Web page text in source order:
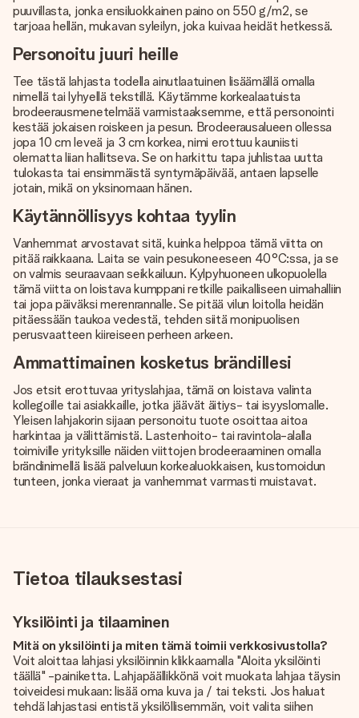
puuvillasta, jonka ensiluokkainen paino on 550 g/m2, se
tarjoaa hellän, mukavan syleilyn, joka kuivaa heidät hetkessä.
Personoitu juuri heille
Tee tästä lahjasta todella ainutlaatuinen lisäämällä omalla
nimellä tai lyhyellä tekstillä. Käytämme korkealaatuista
brodeerausmenetelmää varmistaaksemme, että personointi
kestää jokaisen roiskeen ja pesun. Brodeerausalueen ollessa
jopa 10 cm leveä ja 3 cm korkea, nimi erottuu kauniisti
olematta liian hallitseva. Se on harkittu tapa juhlistaa uutta
tulokasta tai ensimmäistä syntymäpäivää, antaen lapselle
jotain, mikä on yksinomaan hänen.
Käytännöllisyys kohtaa tyylin
Vanhemmat arvostavat sitä, kuinka helppoa tämä viitta on
pitää raikkaana. Laita se vain pesukoneeseen 40°C:ssa, ja se
on valmis seuraavaan seikkailuun. Kylpyhuoneen ulkopuolella
tämä viitta on loistava kumppani retkille paikalliseen uimahalliin
tai jopa päiväksi merenrannalle. Se pitää vilun loitolla heidän
pitäessään taukoa vedestä, tehden siitä monipuolisen
perusvaatteen kiireiseen perheen arkeen.
Ammattimainen kosketus brändillesi
Jos etsit erottuvaa yrityslahjaa, tämä on loistava valinta
kollegoille tai asiakkaille, jotka jäävät äitiys- tai isyyslomalle.
Yleisen lahjakorin sijaan personoitu tuote osoittaa aitoa
harkintaa ja välittämistä. Lastenhoito- tai ravintola-alalla
toimiville yrityksille näiden viittojen brodeeraaminen omalla
brändinimellä lisää palveluun korkealuokkaisen, kustomoidun
tunteen, jonka vieraat ja vanhemmat varmasti muistavat.
Tietoa tilauksestasi
Yksilöinti ja tilaaminen
Mitä on yksilöinti ja miten tämä toimii verkkosivustolla?
Voit aloittaa lahjasi yksilöinnin klikkaamalla "Aloita yksilöinti
täällä" -painiketta. Lahjapäällikkönä voit muokata lahjaa täysin
toiveidesi mukaan: lisää oma kuva ja / tai teksti. Jos haluat
tehdä lahjastasi entistä yksilöllisemmän, voit valita siihen